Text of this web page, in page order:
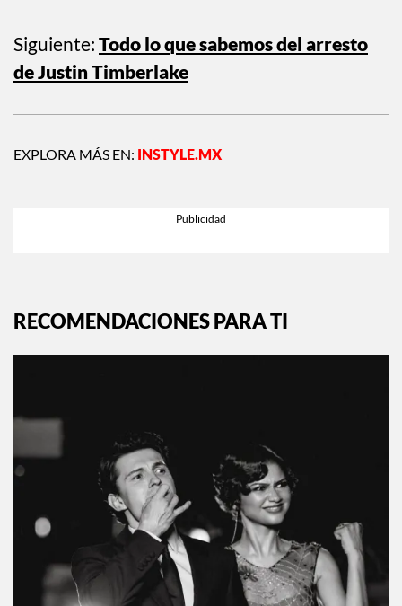
Siguiente: Todo lo que sabemos del arresto
de Justin Timberlake
EXPLORA MÁS EN: INSTYLE.MX
RECOMENDACIONES PARA TI